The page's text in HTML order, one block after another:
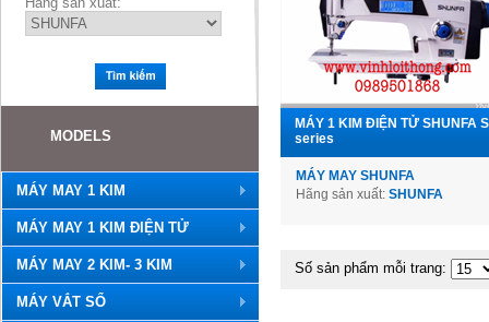
MODELS
MÁY MAY 1 KIM
MÁY MAY 1 KIM ĐIỆN TỬ
MÁY MAY 2 KIM- 3 KIM
MÁY VẮT SỔ
MÁY 1 KIM ĐIỆN TỬ SHUNFA
series
MÁY MAY SHUNFA
Hãng sản xuất: SHUNFA
Số sản phẩm mỗi trang: